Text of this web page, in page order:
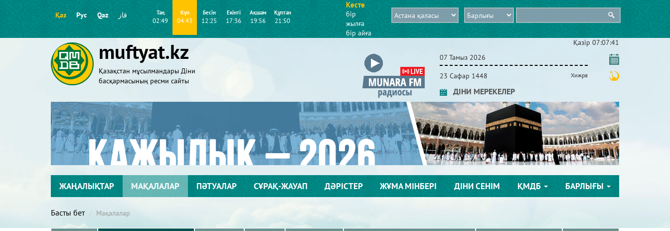
Қаз Рус Qaz قاز Таң
02:49
Күн
04:43
Бесін
12:25
Екінті
17:36
Ақшам
19:56
Құптан
21:50
Кесте
бір
жылға
бір айға
muftyat.kz
Қазақстан мұсылмандары Діни
басқармасының ресми сайты
Қазір 07:07:42
07 Тамыз 2026
23 Сафар 1448 Хижра
ДІНИ МЕРЕКЕЛЕР
ЖАҢАЛЫҚТАР МАҚАЛАЛАР ПӘТУАЛАР СҰРАҚ-ЖАУАП ДӘРІСТЕР ЖҰМА МІНБЕРІ ДІНИ СЕНІМ ҚМДБ БАРЛЫҒЫ
Басты бет Мақалалар